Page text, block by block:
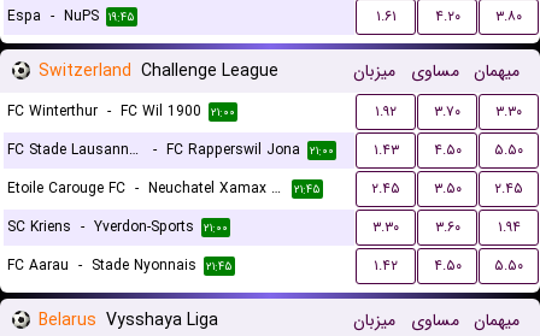
Espa - NuPS ۱۹:۴۵ ۱.۶۱ ۴.۲۰ ۳.۸۰
Switzerland Challenge League میزبان مساوی میهمان
FC Winterthur - FC Wil 1900 ۲۱:۰۰ ۱.۹۲ ۳.۷۰
۳.۳۰
FC Stade Lausanne Ouchy
- FC Rapperswil Jona ۲۱:۰۰ ۱.۴۳ ۴.۵۰
۵.۵۰
Etoile Carouge FC - Neuchatel Xamax FC ۲۱:۴۵ ۲.۴۵ ۳.۵۰
۲.۴۵
SC Kriens - Yverdon-Sports ۲۱:۰۰ ۳.۳۰ ۳.۶۰
۱.۹۴
FC Aarau - Stade Nyonnais ۲۱:۴۵ ۱.۴۲ ۴.۵۰ ۵.۵۰
Belarus Vysshaya Liga میزبان مساوی میهمان